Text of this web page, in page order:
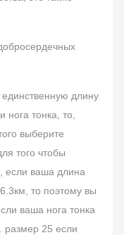
длину
тонка, то,
выберите
того чтобы
если ваша длина
то поэтому вы
ваша нога тонка
размер 25 если